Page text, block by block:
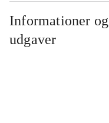
Informationer og
udgaver